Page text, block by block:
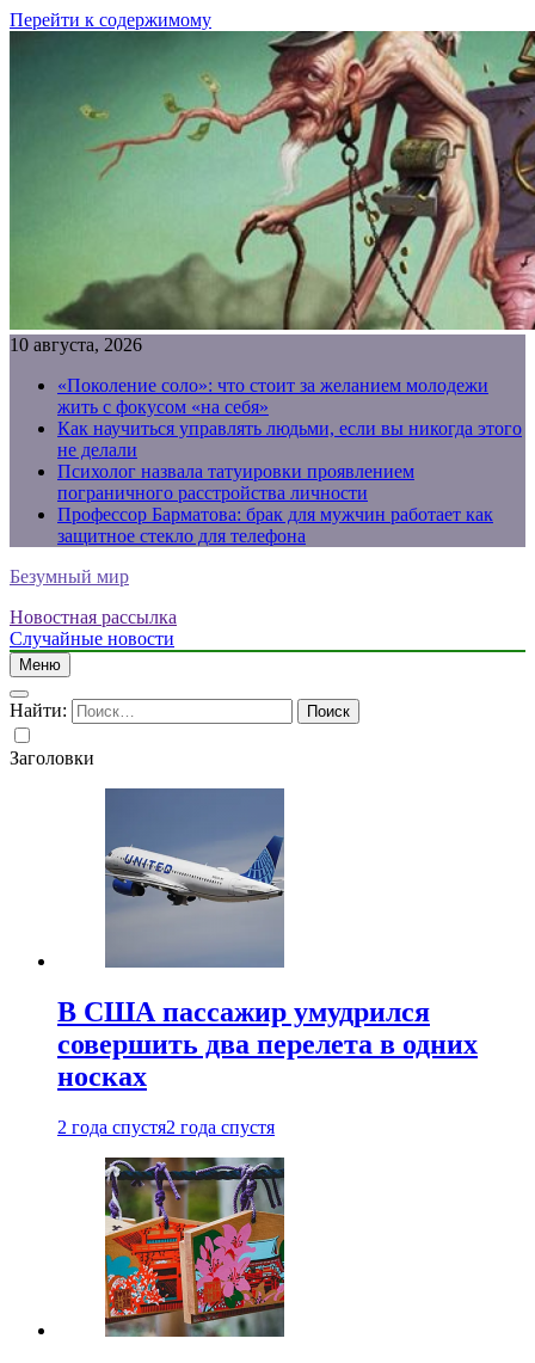
Перейти к содержимому
10 августа, 2026
«Поколение соло»: что стоит за желанием молодежи
жить с фокусом «на себя»
Как научиться управлять людьми, если вы никогда этого
не делали
Психолог назвала татуировки проявлением
пограничного расстройства личности
Профессор Барматова: брак для мужчин работает как
защитное стекло для телефона
Безумный мир
Новостная рассылка
Случайные новости
Меню
Найти:
Заголовки
В США пассажир умудрился
совершить два перелета в одних
носках
2 года спустя2 года спустя